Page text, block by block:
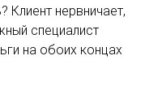
нервничает,
специалист
на обоих концах